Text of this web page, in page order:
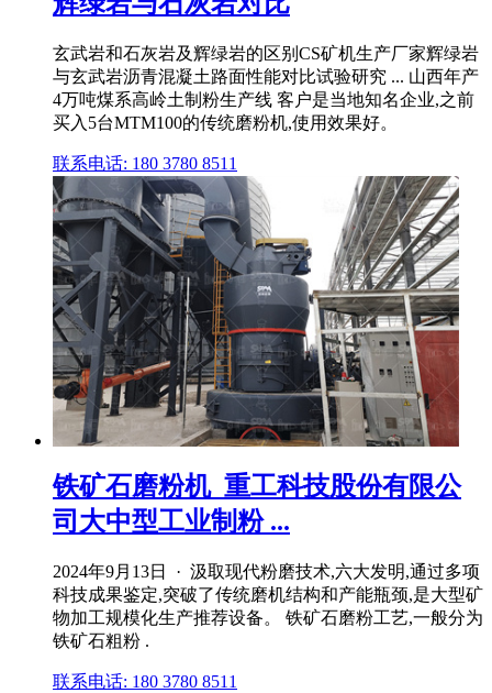
玄武岩和石灰岩及辉绿岩的区别CS矿机生产厂家辉绿岩
与玄武岩沥青混凝土路面性能对比试验研究 ... 山西年产
4万吨煤系高岭土制粉生产线 客户是当地知名企业,之前
买入5台MTM100的传统磨粉机,使用效果好。
联系电话: 180 3780 8511
铁矿石磨粉机_重工科技股份有限公
司大中型工业制粉 ...
2024年9月13日 · 汲取现代粉磨技术,六大发明,通过多项
科技成果鉴定,突破了传统磨机结构和产能瓶颈,是大型矿
物加工规模化生产推荐设备。 铁矿石磨粉工艺,一般分为
铁矿石粗粉 .
联系电话: 180 3780 8511